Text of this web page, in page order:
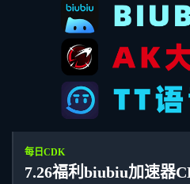
每日CDK
7.26福利biubiu加速器